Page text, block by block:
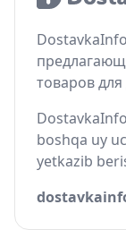
товаров
boshqa uy
yetkazib